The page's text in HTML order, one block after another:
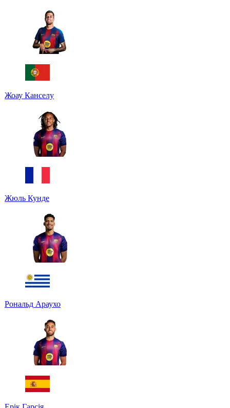
Жоау Канселу
Жюль Кунде
Рональд Араухо